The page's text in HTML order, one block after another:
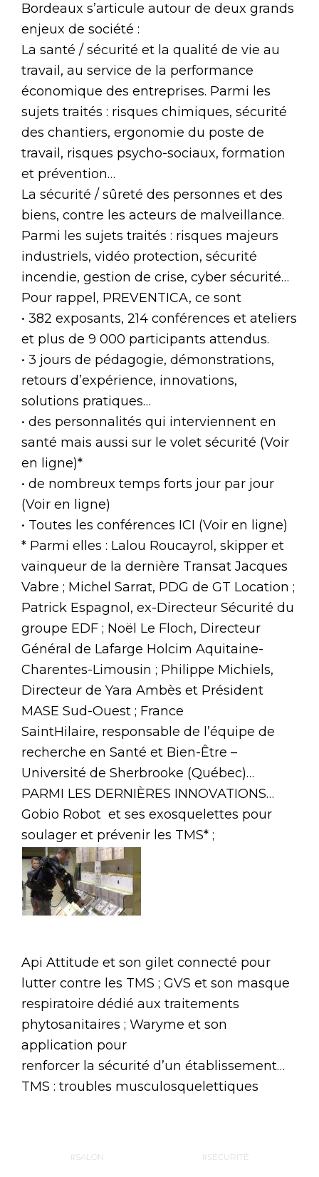
Bordeaux s’articule autour de deux grands
enjeux de société :
La santé / sécurité et la qualité de vie au
travail, au service de la performance
économique des entreprises. Parmi les
sujets traités : risques chimiques, sécurité
des chantiers, ergonomie du poste de
travail, risques psycho-sociaux, formation
et prévention…
La sécurité / sûreté des personnes et des
biens, contre les acteurs de malveillance.
Parmi les sujets traités : risques majeurs
industriels, vidéo protection, sécurité
incendie, gestion de crise, cyber sécurité…
Pour rappel, PREVENTICA, ce sont
• 382 exposants, 214 conférences et ateliers
et plus de 9 000 participants attendus.
• 3 jours de pédagogie, démonstrations,
retours d’expérience, innovations,
solutions pratiques…
• des personnalités qui interviennent en
santé mais aussi sur le volet sécurité (Voir
en ligne)*
• de nombreux temps forts jour par jour
(Voir en ligne)
• Toutes les conférences ICI (Voir en ligne)
* Parmi elles : Lalou Roucayrol, skipper et
vainqueur de la dernière Transat Jacques
Vabre ; Michel Sarrat, PDG de GT Location ;
Patrick Espagnol, ex-Directeur Sécurité du
groupe EDF ; Noël Le Floch, Directeur
Général de Lafarge Holcim Aquitaine-
Charentes-Limousin ; Philippe Michiels,
Directeur de Yara Ambès et Président
MASE Sud-Ouest ; France
SaintHilaire, responsable de l’équipe de
recherche en Santé et Bien-Être –
Université de Sherbrooke (Québec)…
PARMI LES DERNIÈRES INNOVATIONS…
Gobio Robot et ses exosquelettes pour
soulager et prévenir les TMS* ;
Api Attitude et son gilet connecté pour
lutter contre les TMS ; GVS et son masque
respiratoire dédié aux traitements
phytosanitaires ; Waryme et son
application pour
renforcer la sécurité d’un établissement…
TMS : troubles musculosquelettiques
SALON SÉCURITÉ